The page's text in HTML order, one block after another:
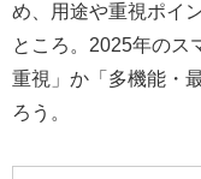
め、用途や重視ポイ
ところ。2025年のス
重視」か「多機能・
ろう。